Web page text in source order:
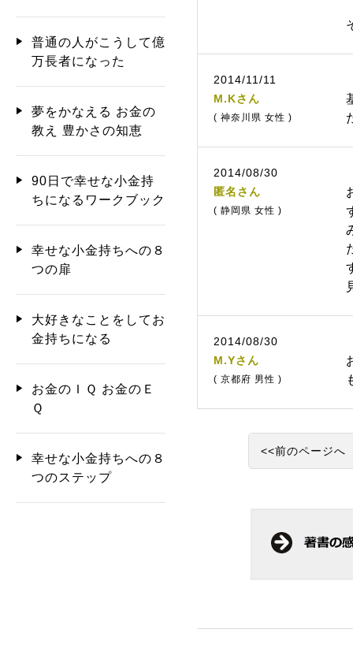
2014/11/11
M.Kさん
( 神奈川県 女性 )
2014/08/30
匿名さん
( 静岡県 女性 )
2014/08/30
M.Yさん
( 京都府 男性 )
<<前のページへ
普通の人がこうして億
万長者になった
夢をかなえる お金の
教え 豊かさの知恵
90日で幸せな小金持
ちになるワークブック
幸せな小金持ちへの８
つの扉
大好きなことをしてお
金持ちになる
お金のＩＱ お金のＥ
Ｑ
幸せな小金持ちへの８
つのステップ